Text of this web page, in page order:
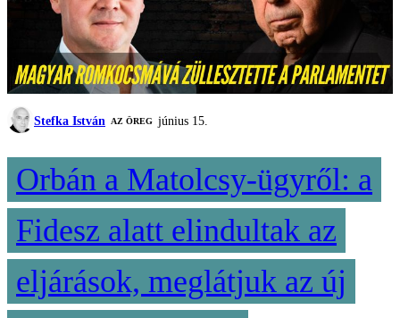
Stefka István AZ ÖREG június 15.
Orbán a Matolcsy-ügyről: a
Fidesz alatt elindultak az
eljárások, meglátjuk az új